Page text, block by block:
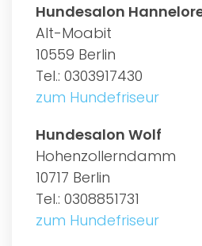
Hundesalon
Alt-Moabit
10559 Berlin
Tel.: 0303917430
zum Hundefriseur
Hundesalon Wolf
Hohenzollerndamm
10717 Berlin
Tel.: 0308851731
zum Hundefriseur